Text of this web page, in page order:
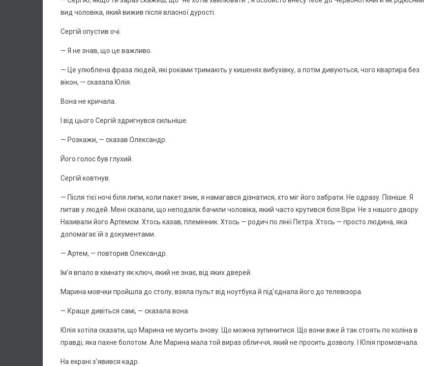
вид чоловіка, який вижив після власної дурості.
Сергій опустив очі.
— Я не знав, що це важливо.
— Це улюблена фраза людей, які роками тримають у кишенях вибухівку, а потім дивуються, чого квартира без
вікон, — сказала Юлія.
Вона не кричала.
І від цього Сергій здригнувся сильніше.
— Розкажи, — сказав Олександр.
Його голос був глухий.
Сергій ковтнув.
— Після тієї ночі біля липи, коли пакет зник, я намагався дізнатися, хто міг його забрати. Не одразу. Пізніше. Я
питав у людей. Мені сказали, що неподалік бачили чоловіка, який часто крутився біля Віри. Не з нашого двору.
Називали його Артемом. Хтось казав, племінник. Хтось — родич по лінії Петра. Хтось — просто людина, яка
допомагає їй з документами.
— Артем, — повторив Олександр.
Ім’я впало в кімнату як ключ, який не знає, від яких дверей.
Марина мовчки пройшла до столу, взяла пульт від ноутбука й під’єднала його до телевізора.
— Краще дивіться самі, — сказала вона.
Юлія хотіла сказати, що Марина не мусить знову. Що можна зупинитися. Що вони вже й так стоять по коліна в
правді, яка пахне болотом. Але Марина мала той вираз обличчя, який не просить дозволу. І Юлія промовчала.
На екрані з’явився кадр.